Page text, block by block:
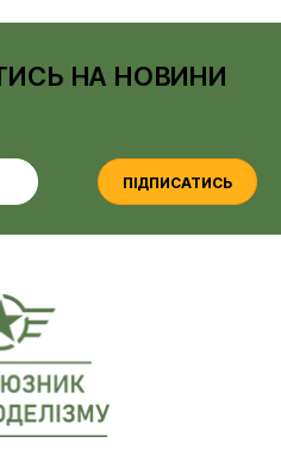
НА НОВИНИ
ПІДПИСАТИСЬ